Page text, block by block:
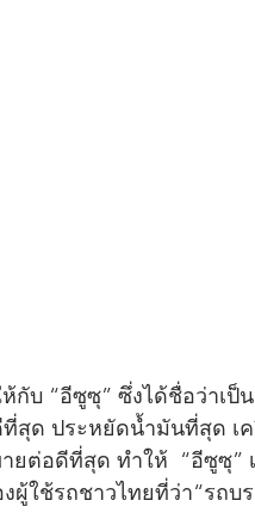
กับ “อีซูซุ” ซึ่งได้ชื่อว่าเป็
สุด ประหยัดน้ำมันที่สุด เ
ยต่อดีที่สุด ทำให้  “อีซูซุ”
ใช้รถชาวไทยที่ว่า“รถบ